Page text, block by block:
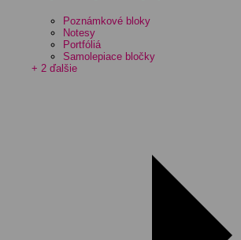
Poznámkové bloky
Notesy
Portfóliá
Samolepiace bločky
+ 2 ďalšie